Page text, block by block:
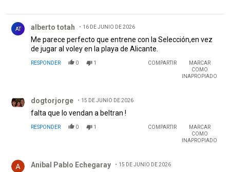
AT alberto totah 16 DE JUNIO DE 2026
Me parece perfecto que entrene con la Selección,en vez
de jugar al voley en la playa de Alicante.
RESPONDER 0 1 COMPARTIR
MARCAR
COMO
INAPROPIADO
dogtorjorge 15 DE JUNIO DE 2026
falta que lo vendan a beltran !
RESPONDER 0 1 COMPARTIR
MARCAR
COMO
INAPROPIADO
Anibal Pablo Echegaray 15 DE JUNIO DE 2026